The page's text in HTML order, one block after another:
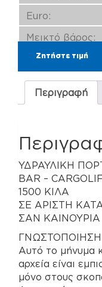
Euro:
Μεικτό βάρος:
Ζητήστε τιμή
Περιγραφή
ΥΔΡΑΥΛΙΚΗ
BAR –
1500 ΚΙΛΑ
ΣΕ ΑΡΙΣΤΗ
ΣΑΝ ΚΑΙΝΟΥΡΙΑ
Αυτό το μήνυμα
αρχεία είναι
μόνο στους